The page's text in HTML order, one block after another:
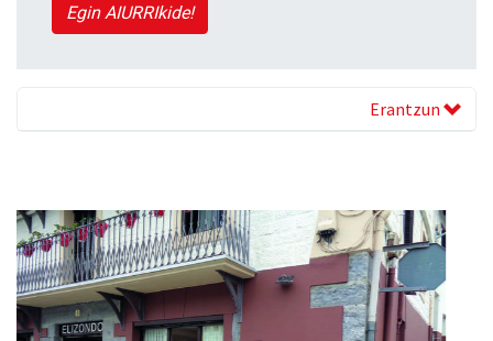
Egin AIURRIkide!
Erantzun